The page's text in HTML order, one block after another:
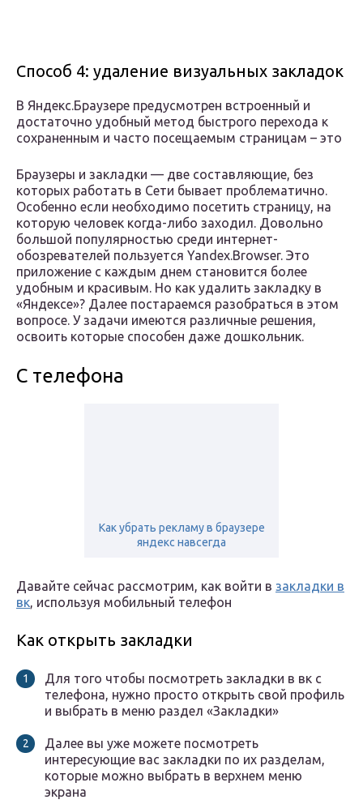
Способ 4: удаление визуальных закладок
В Яндекс.Браузере предусмотрен встроенный и
достаточно удобный метод быстрого перехода к
сохраненным и часто посещаемым страницам – это
Браузеры и закладки — две составляющие, без
которых работать в Сети бывает проблематично.
Особенно если необходимо посетить страницу, на
которую человек когда-либо заходил. Довольно
большой популярностью среди интернет-
обозревателей пользуется Yandex.Browser. Это
приложение с каждым днем становится более
удобным и красивым. Но как удалить закладку в
«Яндексе»? Далее постараемся разобраться в этом
вопросе. У задачи имеются различные решения,
освоить которые способен даже дошкольник.
С телефона
Как убрать рекламу в браузере
яндекс навсегда
Давайте сейчас рассмотрим, как войти в закладки в
вк, используя мобильный телефон
Как открыть закладки
Для того чтобы посмотреть закладки в вк с
телефона, нужно просто открыть свой профиль
и выбрать в меню раздел «Закладки»
Далее вы уже можете посмотреть
интересующие вас закладки по их разделам,
которые можно выбрать в верхнем меню
экрана